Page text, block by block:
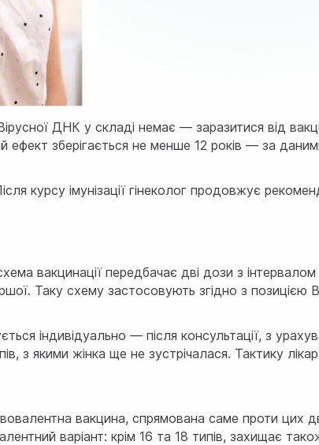
ДНК у складі немає — заразитися від
зберігається не менше 12 років — за
курсу імунізації гінеколог продовжує
вакцинації передбачає дві дози з інтервалом
Таку схему застосовують згідно з
індивідуально — після консультації, з
якими жінка ще не зустрічалася. Тактику
вакцина, спрямована саме проти цих
варіант: крім 16 та 18 типів, захищає